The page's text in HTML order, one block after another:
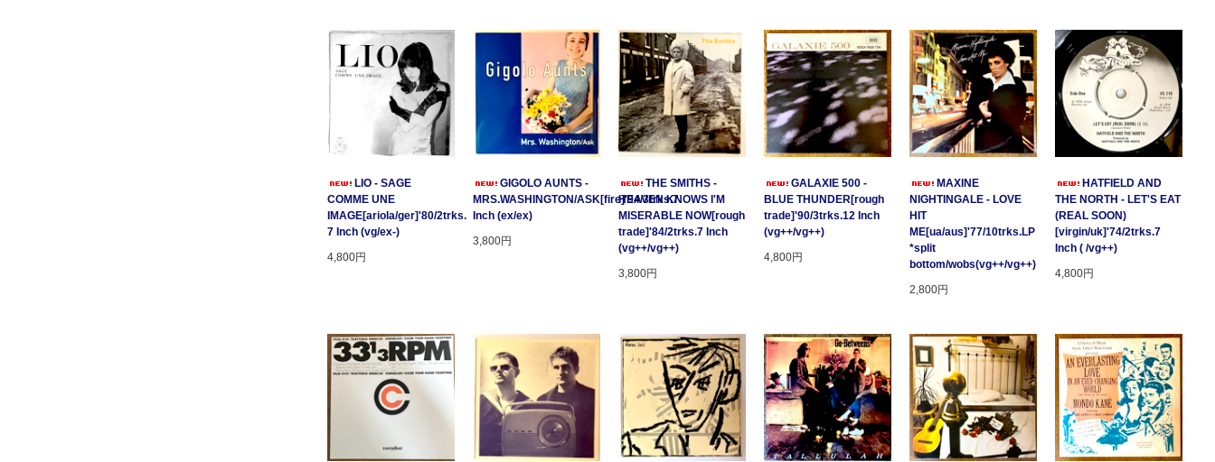
LIO - SAGE
COMME UNE
IMAGE[ariola/ger]'80/2trks.
7 Inch (vg/ex-)
4,800円
GIGOLO AUNTS -
MRS.WASHINGTON/ASK[fire]'94/3trks.7
Inch (ex/ex)
3,800円
THE SMITHS -
HEAVEN KNOWS I'M
MISERABLE NOW[rough
trade]'84/2trks.7 Inch
(vg++/vg++)
3,800円
GALAXIE 500 -
BLUE THUNDER[rough
trade]'90/3trks.12 Inch
(vg++/vg++)
4,800円
MAXINE
NIGHTINGALE - LOVE
HIT
ME[ua/aus]'77/10trks.LP
*split
bottom/wobs(vg++/vg++)
2,800円
HATFIELD AND
THE NORTH - LET'S EAT
(REAL SOON)
[virgin/uk]'74/2trks.7
Inch ( /vg++)
4,800円